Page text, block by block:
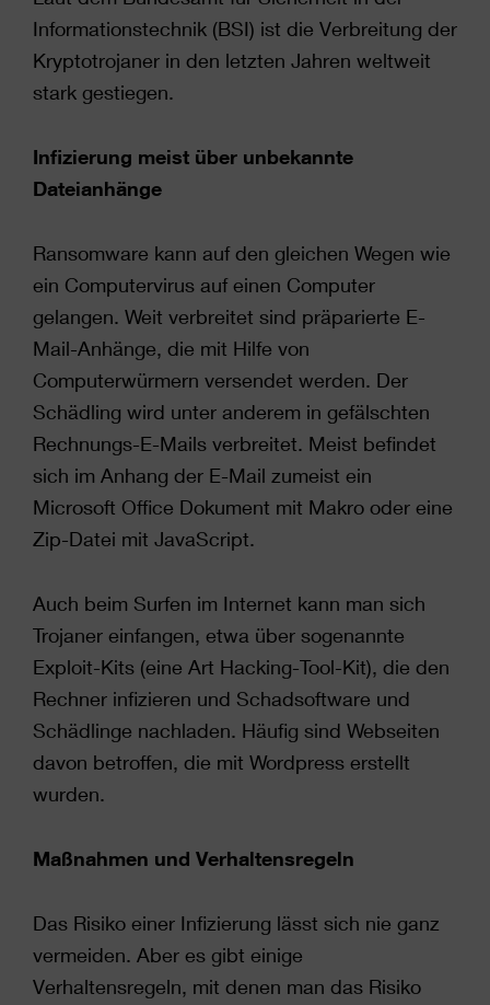
Informationstechnik (BSI) ist die Verbreitung der
Kryptotrojaner in den letzten Jahren weltweit
stark gestiegen.
Infizierung meist über unbekannte
Dateianhänge
Ransomware kann auf den gleichen Wegen wie
ein Computervirus auf einen Computer
gelangen. Weit verbreitet sind präparierte E-
Mail-Anhänge, die mit Hilfe von
Computerwürmern versendet werden. Der
Schädling wird unter anderem in gefälschten
Rechnungs-E-Mails verbreitet. Meist befindet
sich im Anhang der E-Mail zumeist ein
Microsoft Office Dokument mit Makro oder eine
Zip-Datei mit JavaScript.
Auch beim Surfen im Internet kann man sich
Trojaner einfangen, etwa über sogenannte
Exploit-Kits (eine Art Hacking-Tool-Kit), die den
Rechner infizieren und Schadsoftware und
Schädlinge nachladen. Häufig sind Webseiten
davon betroffen, die mit Wordpress erstellt
wurden.
Maßnahmen und Verhaltensregeln
Das Risiko einer Infizierung lässt sich nie ganz
vermeiden. Aber es gibt einige
Verhaltensregeln, mit denen man das Risiko